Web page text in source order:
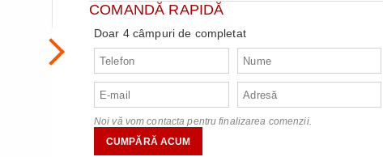
COMBINE FRIGORIFICE
MICROUNDE
SI CUPTOARE INCORPORABILE
MULTICOOKERS
cu microunde
COMANDĂ RAPIDĂ
Doar 4 câmpuri de completat
Noi vă vom contacta pentru finalizarea comenzii.